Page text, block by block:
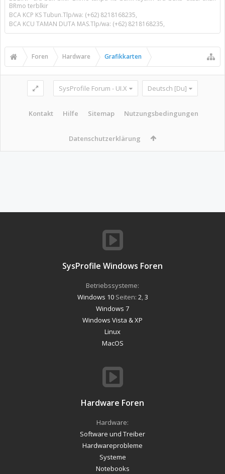
BRmo terblkir
BCA KCP KS Tubun.Tlp/wa: (+62) 8218168235,
BCA KCU TAMAN DUTA MAS.Tlp/wa: (+62) 8218168235,
Foren Hardware Grafikkarten
SysProfile Forum - UI.X Deutsch [Du]
Kontakt Hilfe Sitemap Nutzungsbedingungen
Datenschutzerklärung
SysProfile Windows Foren
Betriebssysteme:
Windows 10Seiten: 2,3
Windows 7
Windows Vista & XP
Linux
MacOS
Hardware Foren
Hardware:
Software und Treiber
Hardwareprobleme
Systeme
Notebooks